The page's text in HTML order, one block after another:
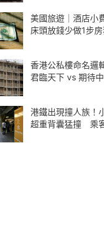
美國旅遊｜酒店小
床頭放錢少做1步
香港公私樓命名邏
君臨天下 vs 期待
港鐵出現撞人族！
超重背囊猛撞 乘